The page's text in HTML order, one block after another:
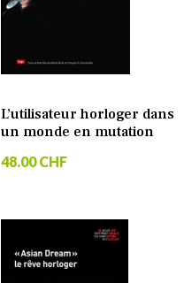
L’utilisateur horloger dans
un monde en mutation
48.00 CHF